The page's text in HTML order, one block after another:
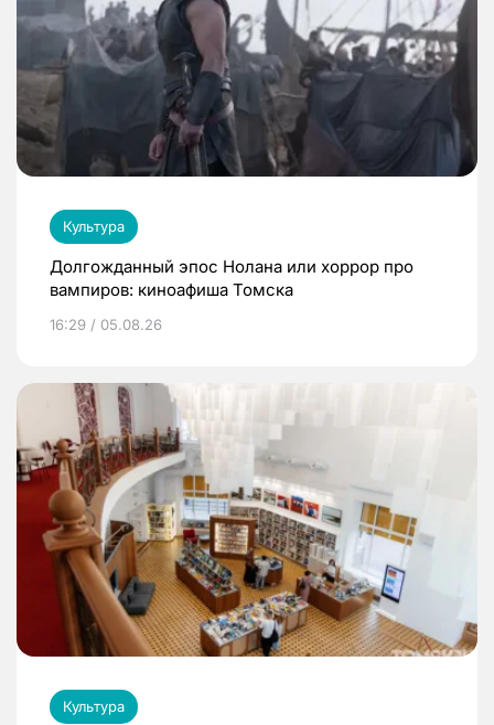
Культура
Долгожданный эпос Нолана или хоррор про
вампиров: киноафиша Томска
16:29 / 05.08.26
Культура